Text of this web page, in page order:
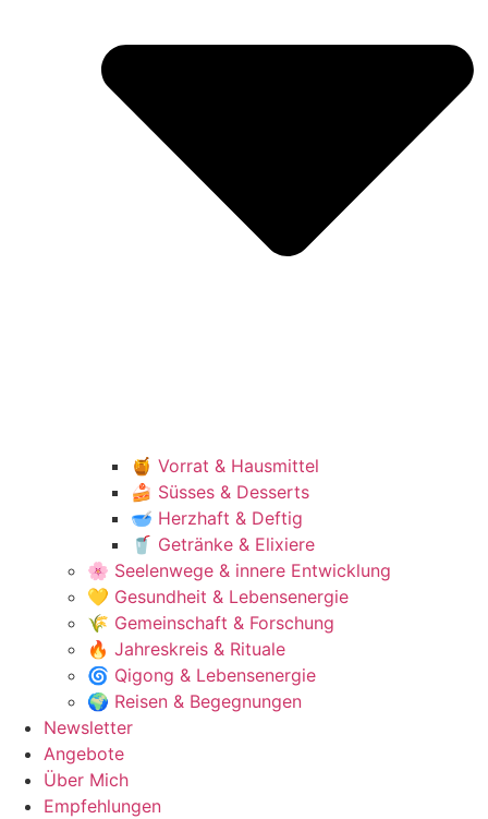
🍯 Vorrat & Hausmittel
🍰 Süsses & Desserts
🥣 Herzhaft & Deftig
🥤 Getränke & Elixiere
🌸 Seelenwege & innere Entwicklung
💛 Gesundheit & Lebensenergie
🌾 Gemeinschaft & Forschung
🔥 Jahreskreis & Rituale
🌀 Qigong & Lebensenergie
🌍 Reisen & Begegnungen
Newsletter
Angebote
Über Mich
Empfehlungen